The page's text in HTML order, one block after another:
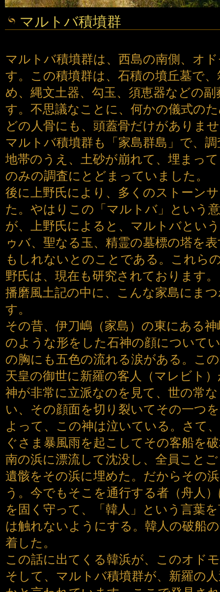
マルトバ積墳群
マルトバ積墳群は、西島の南側、オ
す。この積墳群は、石積の墳丘墓で
め、縄文土器、勾玉、須恵器などの
す。不思議なことに、何かの儀式の
どの人骨にも、頭蓋骨だけがありま
マルトバ積墳群も「家島群島」で、
地帯のうえ、土砂が崩れて、埋まっ
のみの調査にとどまっていました。
後に上野氏により、多くのストーン
た。やはりこの「マルトバ」という
が、上野氏によると、マルトバとい
ゥバ、聖なる玉、精霊の墓標の塔を
もしれないとのことである。これら
野氏は、現在も研究されております。
播磨風土記の中に、こんな家島にま
す。
その昔、伊刀嶋（家島）の東にある
のような形をした石神の顔について
の胸にも五色の流れる涙がある。こ
天皇の御世に新羅の客人（マレビト
神が非常に立派なのを見て、世の常
い、その顔面を切り裂いてその一つ
よって、この神は泣いている。さて
ぐさま暴風雨を起こしてその客船を
南の浜に漂流して沈没し、全員こと
遺骸をその浜に埋めた。だからその
う。今でもそこを通行する者（舟人
を固く守って、「韓人」という言葉
は触れないようにする。韓人の破船
着した。
この話に出てくる韓浜が、このオド
そして、マルトバ積墳群が、新羅の